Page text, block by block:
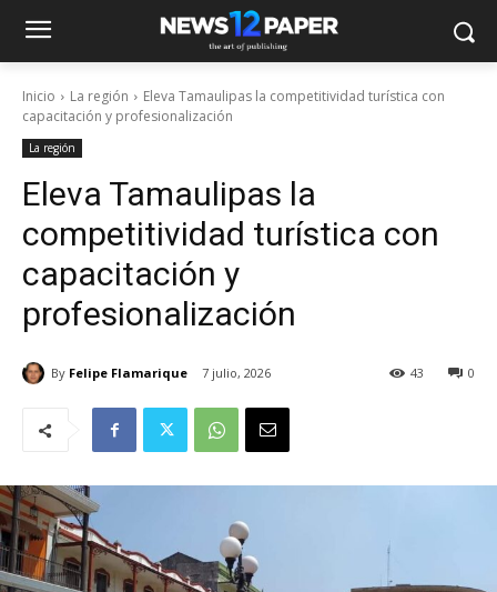
Inicio La región
Eleva Tamaulipas la competitividad turística con
capacitación y profesionalización
La región
Eleva Tamaulipas la
competitividad turística con
capacitación y
profesionalización
By Felipe Flamarique 7 julio, 2026 0
43